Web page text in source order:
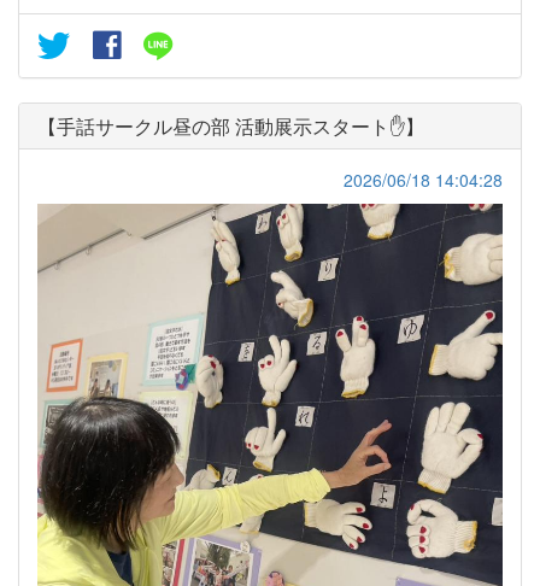
【手話サークル昼の部 活動展示スタート✋】
2026/06/18 14:04:28